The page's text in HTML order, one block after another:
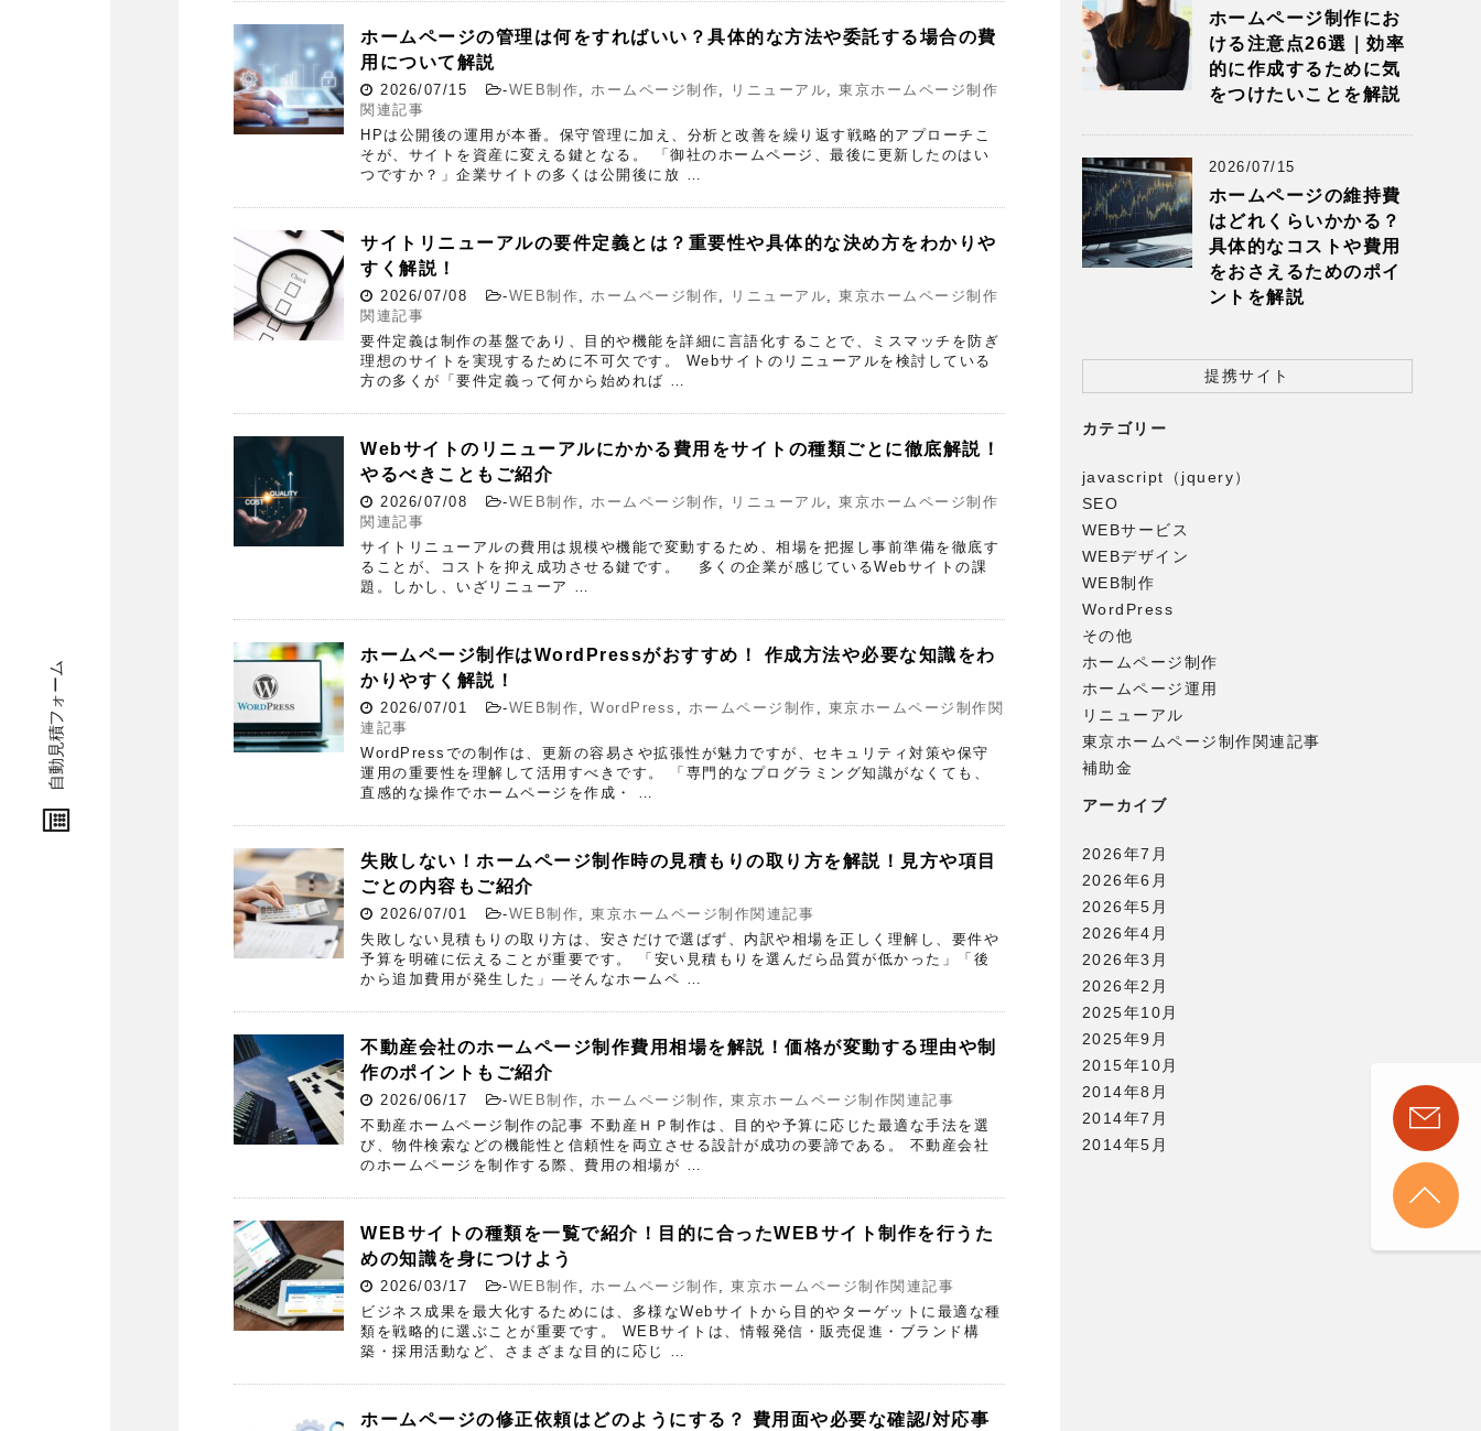
ホームページの管理は何をすればいい？具体的な方法や委託する場合の費
用について解説
2026/07/15 -WEB制作,ホームページ制作, リニューアル,東京ホームページ制作
関連記事
HPは公開後の運用が本番。保守管理に加え、分析と改善を繰り返す戦略的アプローチこ
そが、サイトを資産に変える鍵となる。 「御社のホームページ、最後に更新したのはい
つですか？」企業サイトの多くは公開後に放 …
サイトリニューアルの要件定義とは？重要性や具体的な決め方をわかりや
すく解説！
2026/07/08 -WEB制作,ホームページ制作, リニューアル,東京ホームページ制作
関連記事
要件定義は制作の基盤であり、目的や機能を詳細に言語化することで、ミスマッチを防ぎ
理想のサイトを実現するために不可欠です。 Webサイトのリニューアルを検討している
方の多くが「要件定義って何から始めれば …
Webサイトのリニューアルにかかる費用をサイトの種類ごとに徹底解説！
やるべきこともご紹介
2026/07/08 -WEB制作,ホームページ制作, リニューアル,東京ホームページ制作
関連記事
サイトリニューアルの費用は規模や機能で変動するため、相場を把握し事前準備を徹底す
ることが、コストを抑え成功させる鍵です。 多くの企業が感じているWebサイトの課
題。しかし、いざリニューア …
ホームページ制作はWordPressがおすすめ！ 作成方法や必要な知識をわ
かりやすく解説！
2026/07/01 -WEB制作,WordPress , ホームページ制作 , 東京ホームページ制作関
連記事
WordPressでの制作は、更新の容易さや拡張性が魅力ですが、セキュリティ対策や保守
運用の重要性を理解して活用すべきです。 「専門的なプログラミング知識がなくても、
直感的な操作でホームページを作成・ …
失敗しない！ホームページ制作時の見積もりの取り方を解説！見方や項目
ごとの内容もご紹介
2026/07/01 -WEB制作,東京ホームページ制作関連記事
失敗しない見積もりの取り方は、安さだけで選ばず、内訳や相場を正しく理解し、要件や
予算を明確に伝えることが重要です。 「安い見積もりを選んだら品質が低かった」「後
から追加費用が発生した」―そんなホームペ …
不動産会社のホームページ制作費用相場を解説！価格が変動する理由や制
作のポイントもご紹介
2026/06/17 -WEB制作,ホームページ制作,東京ホームページ制作関連記事
不動産ホームページ制作の記事 不動産ＨＰ制作は、目的や予算に応じた最適な手法を選
び、物件検索などの機能性と信頼性を両立させる設計が成功の要諦である。 不動産会社
のホームページを制作する際、費用の相場が …
WEBサイトの種類を一覧で紹介！目的に合ったWEBサイト制作を行うた
めの知識を身につけよう
2026/03/17 -WEB制作,ホームページ制作,東京ホームページ制作関連記事
ビジネス成果を最大化するためには、多様なWebサイトから目的やターゲットに最適な種
類を戦略的に選ぶことが重要です。 WEBサイトは、情報発信・販売促進・ブランド構
築・採用活動など、さまざまな目的に応じ …
ホームページの修正依頼はどのようにする？ 費用面や必要な確認/対応事
ホームページ制作にお
ける注意点26選｜効率
的に作成するために気
をつけたいことを解説
2026/07/15
ホームページの維持費
はどれくらいかかる？
具体的なコストや費用
をおさえるためのポイ
ントを解説
提携サイト
カテゴリー
javascript（jquery）
SEO
WEBサービス
WEBデザイン
WEB制作
WordPress
その他
ホームページ制作
ホームページ運用
リニューアル
東京ホームページ制作関連記事
補助金
アーカイブ
2026年7月
2026年6月
2026年5月
2026年4月
2026年3月
2026年2月
2025年10月
2025年9月
2015年10月
2014年8月
2014年7月
2014年5月
自動見積フォーム